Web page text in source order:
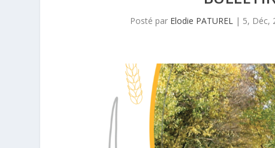
Posté par Elodie PATUREL | 5, Déc,